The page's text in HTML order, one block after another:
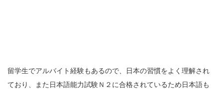
留学生でアルバイト経験もあるので、日本の習慣をよく理解され
ており、また日本語能力試験Ｎ２に合格されているため日本語も